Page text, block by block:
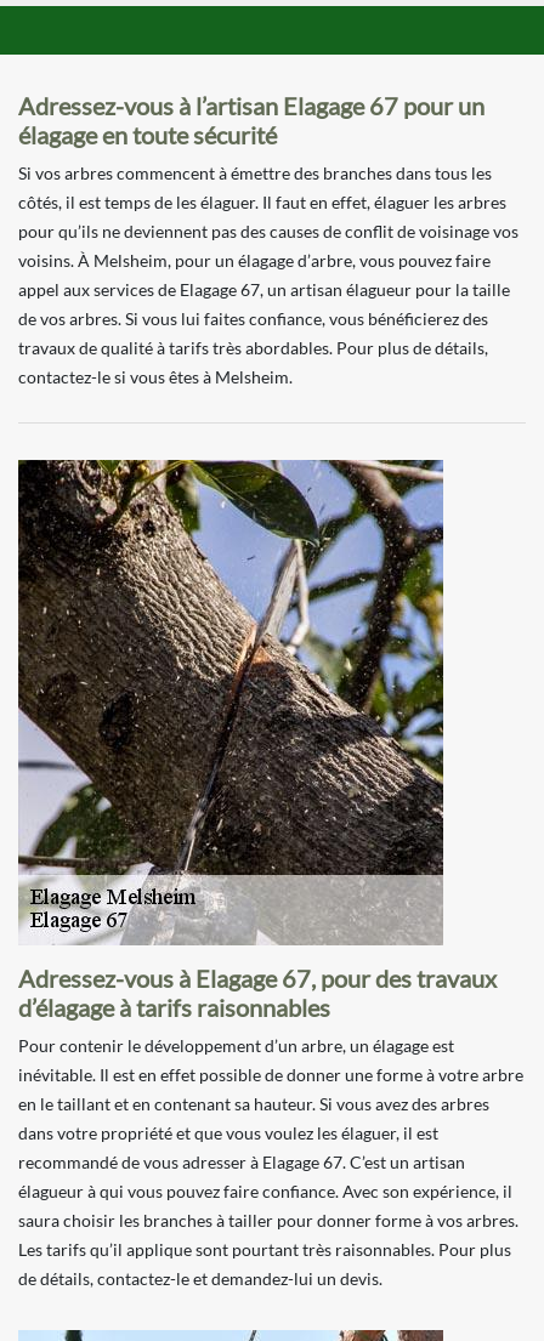
Adressez-vous à l’artisan Elagage 67 pour un
élagage en toute sécurité
Si vos arbres commencent à émettre des branches dans tous les
côtés, il est temps de les élaguer. Il faut en effet, élaguer les arbres
pour qu’ils ne deviennent pas des causes de conflit de voisinage vos
voisins. À Melsheim, pour un élagage d’arbre, vous pouvez faire
appel aux services de Elagage 67, un artisan élagueur pour la taille
de vos arbres. Si vous lui faites confiance, vous bénéficierez des
travaux de qualité à tarifs très abordables. Pour plus de détails,
contactez-le si vous êtes à Melsheim.
Adressez-vous à Elagage 67, pour des travaux
d’élagage à tarifs raisonnables
Pour contenir le développement d’un arbre, un élagage est
inévitable. Il est en effet possible de donner une forme à votre arbre
en le taillant et en contenant sa hauteur. Si vous avez des arbres
dans votre propriété et que vous voulez les élaguer, il est
recommandé de vous adresser à Elagage 67. C’est un artisan
élagueur à qui vous pouvez faire confiance. Avec son expérience, il
saura choisir les branches à tailler pour donner forme à vos arbres.
Les tarifs qu’il applique sont pourtant très raisonnables. Pour plus
de détails, contactez-le et demandez-lui un devis.